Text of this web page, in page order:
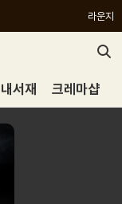
라운지
내서재 크레마샵